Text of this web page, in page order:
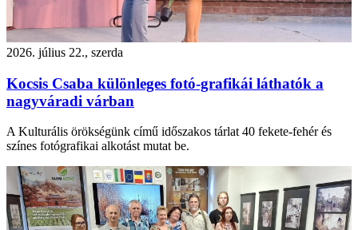
2026. július 22., szerda
Kocsis Csaba különleges fotó-grafikái láthatók a
nagyváradi várban
A Kulturális örökségünk című időszakos tárlat 40 fekete-fehér és
színes fotógrafikai alkotást mutat be.